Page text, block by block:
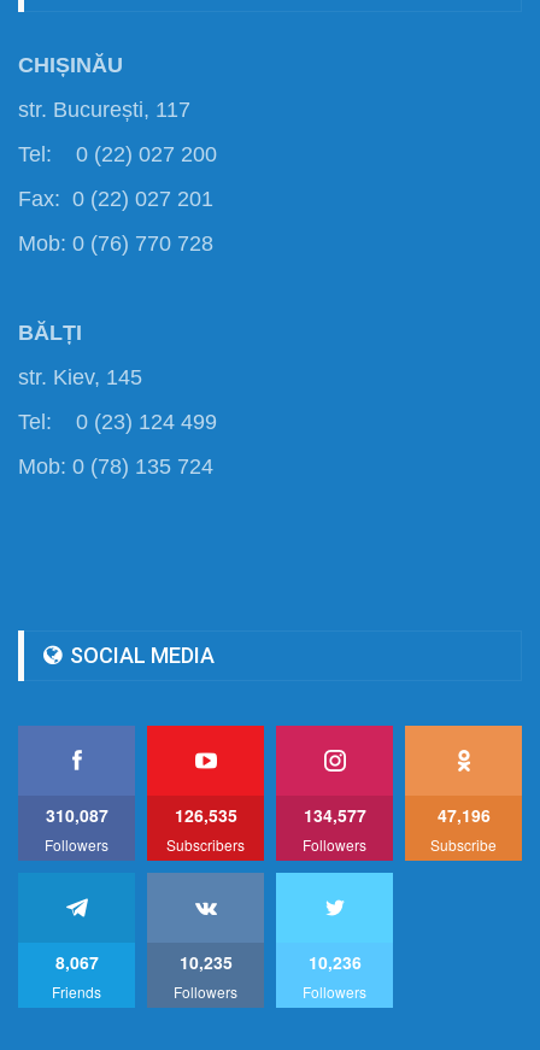
CHIȘINĂU
str. București, 117
Tel: 0 (22) 027 200
Fax: 0 (22) 027 201
Mob: 0 (76) 770 728
BĂLȚI
str. Kiev, 145
Tel: 0 (23) 124 499
Mob: 0 (78) 135 724
SOCIAL MEDIA
310,087
Followers
126,535
Subscribers
134,577
Followers
47,196
Subscribe
8,067
Friends
10,235
Followers
10,236
Followers